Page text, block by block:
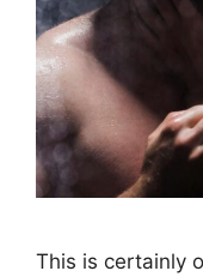
This is certainly